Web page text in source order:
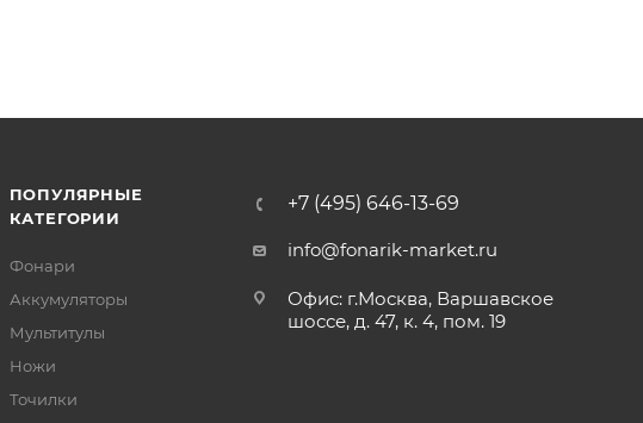
ПОПУЛЯРНЫЕ
КАТЕГОРИИ
Фонари
Аккумуляторы
Мультитулы
Ножи
Точилки
+7 (495) 646-13-69
info@fonarik-market.ru
Офис: г.Москва, Варшавское
шоссе, д. 47, к. 4, пом. 19